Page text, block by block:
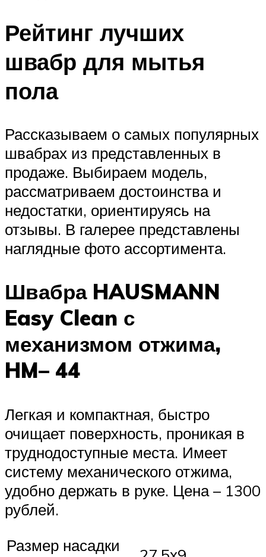
Рейтинг лучших
швабр для мытья
пола
Рассказываем о самых популярных
швабрах из представленных в
продаже. Выбираем модель,
рассматриваем достоинства и
недостатки, ориентируясь на
отзывы. В галерее представлены
наглядные фото ассортимента.
Швабра HAUSMANN
Easy Clean с
механизмом отжима,
HM– 44
Легкая и компактная, быстро
очищает поверхность, проникая в
труднодоступные места. Имеет
систему механического отжима,
удобно держать в руке. Цена – 1300
рублей.
Размер насадки